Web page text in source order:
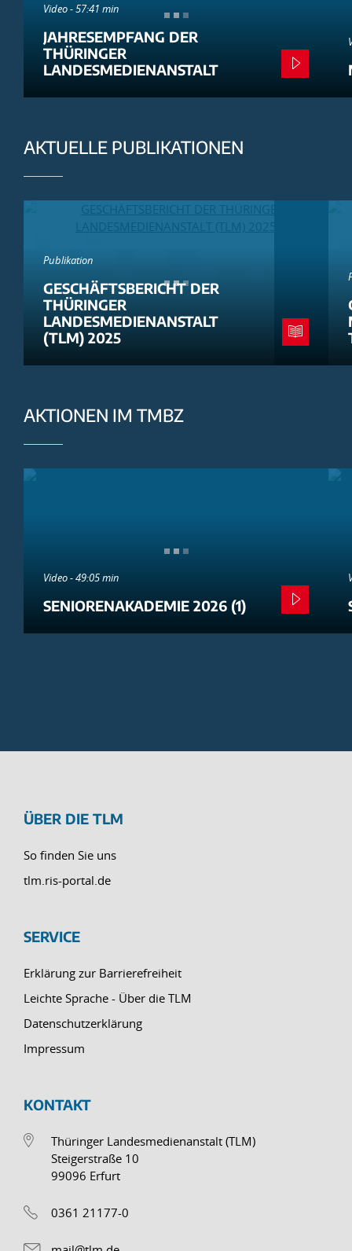
Video - 57:41 min
JAHRESEMPFANG DER
THÜRINGER
LANDESMEDIENANSTALT
AKTUELLE PUBLIKATIONEN
Publikation
GESCHÄFTSBERICHT DER
THÜRINGER
LANDESMEDIENANSTALT
(TLM) 2025
AKTIONEN IM TMBZ
Video - 49:05 min
SENIORENAKADEMIE 2026 (1)
ÜBER DIE TLM
So finden Sie uns
tlm.ris-portal.de
SERVICE
Erklärung zur Barrierefreiheit
Leichte Sprache - Über die TLM
Datenschutzerklärung
Impressum
KONTAKT
Thüringer Landesmedienanstalt (TLM)
Steigerstraße 10
99096 Erfurt
0361 21177-0